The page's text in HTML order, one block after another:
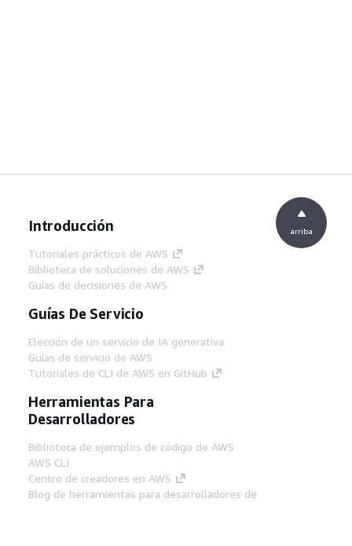
Introducción
Tutoriales prácticos de AWS
Biblioteca de soluciones de AWS
Guías de decisiones de AWS
Guías De Servicio
Elección de un servicio de IA generativa
Guías de servicio de AWS
Tutoriales de CLI de AWS en GitHub
Herramientas Para
Desarrolladores
Biblioteca de ejemplos de código de AWS
AWS CLI
Centro de creadores en AWS
Blog de herramientas para desarrolladores de
arriba